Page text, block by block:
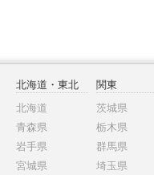
北海道・東北
北海道
青森県
岩手県
宮城県
関東
茨城県
栃木県
群馬県
埼玉県